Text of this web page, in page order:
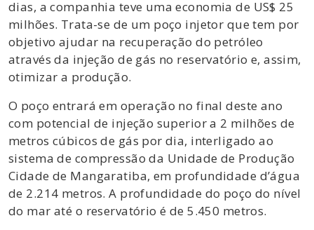
dias, a companhia teve uma economia de US$ 25
milhões. Trata-se de um poço injetor que tem por
objetivo ajudar na recuperação do petróleo
através da injeção de gás no reservatório e, assim,
otimizar a produção.
O poço entrará em operação no final deste ano
com potencial de injeção superior a 2 milhões de
metros cúbicos de gás por dia, interligado ao
sistema de compressão da Unidade de Produção
Cidade de Mangaratiba, em profundidade d’água
de 2.214 metros. A profundidade do poço do nível
do mar até o reservatório é de 5.450 metros.